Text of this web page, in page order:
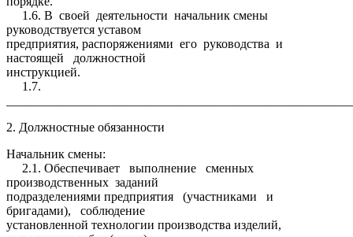
1.6. В своей деятельности начальник смены
руководствуется уставом
предприятия, распоряжениями его руководства и
настоящей должностной
инструкцией.
1.7.
2. Должностные обязанности
Начальник смены:
2.1. Обеспечивает выполнение сменных
производственных заданий
подразделениями предприятия (участниками и
бригадами), соблюдение
установленной технологии производства изделий,